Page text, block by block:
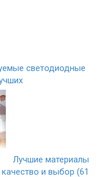
светодиодные
Лучшие материалы
и выбор (61